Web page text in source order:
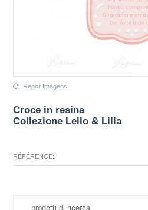
Repor Imagens
Croce in resina
Collezione Lello & Lilla
momento.
RÉFÉRENCE: